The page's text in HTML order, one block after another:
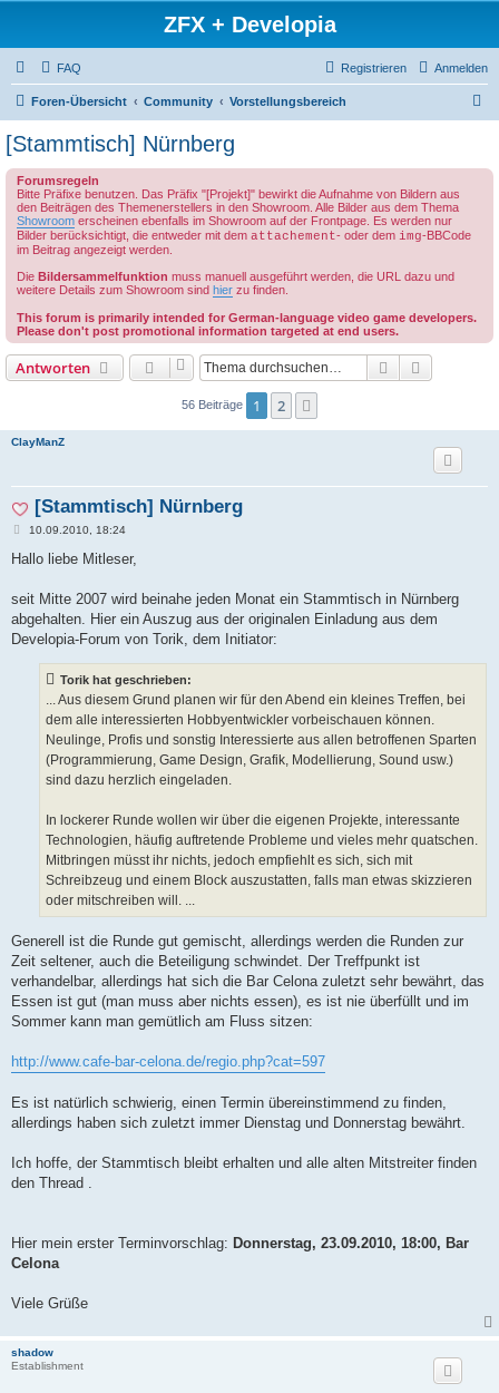
ZFX + Developia
FAQ Anmelden
Registrieren
Foren-Übersicht Community Vorstellungsbereich
[Stammtisch] Nürnberg
Forumsregeln
Bitte Präfixe benutzen. Das Präfix "[Projekt]" bewirkt die Aufnahme von Bildern aus
den Beiträgen des Themenerstellers in den Showroom. Alle Bilder aus dem Thema
Showroom erscheinen ebenfalls im Showroom auf der Frontpage. Es werden nur
Bilder berücksichtigt, die entweder mit dem attachement- oder dem img-BBCode
im Beitrag angezeigt werden.
Die Bildersammelfunktion muss manuell ausgeführt werden, die URL dazu und
weitere Details zum Showroom sind hier zu finden.
This forum is primarily intended for German-language video game developers.
Please don't post promotional information targeted at end users.
Antworten Suche
56 Beiträge 1 2
ClayManZ
[Stammtisch] Nürnberg
B
i
a
10.09.2010, 18:24
Hallo liebe Mitleser,
seit Mitte 2007 wird beinahe jeden Monat ein Stammtisch in Nürnberg
abgehalten. Hier ein Auszug aus der originalen Einladung aus dem
Developia-Forum von Torik, dem Initiator:
Torik hat geschrieben:
... Aus diesem Grund planen wir für den Abend ein kleines Treffen, bei
dem alle interessierten Hobbyentwickler vorbeischauen können.
Neulinge, Profis und sonstig Interessierte aus allen betroffenen Sparten
(Programmierung, Game Design, Grafik, Modellierung, Sound usw.)
sind dazu herzlich eingeladen.
In lockerer Runde wollen wir über die eigenen Projekte, interessante
Technologien, häufig auftretende Probleme und vieles mehr quatschen.
Mitbringen müsst ihr nichts, jedoch empfiehlt es sich, sich mit
Schreibzeug und einem Block auszustatten, falls man etwas skizzieren
oder mitschreiben will. ...
Generell ist die Runde gut gemischt, allerdings werden die Runden zur
Zeit seltener, auch die Beteiligung schwindet. Der Treffpunkt ist
verhandelbar, allerdings hat sich die Bar Celona zuletzt sehr bewährt, das
Essen ist gut (man muss aber nichts essen), es ist nie überfüllt und im
Sommer kann man gemütlich am Fluss sitzen:
http://www.cafe-bar-celona.de/regio.php?cat=597
Es ist natürlich schwierig, einen Termin übereinstimmend zu finden,
allerdings haben sich zuletzt immer Dienstag und Donnerstag bewährt.
Ich hoffe, der Stammtisch bleibt erhalten und alle alten Mitstreiter finden
den Thread .
Hier mein erster Terminvorschlag: Donnerstag, 23.09.2010, 18:00, Bar
Celona
Viele Grüße
shadow
Establishment